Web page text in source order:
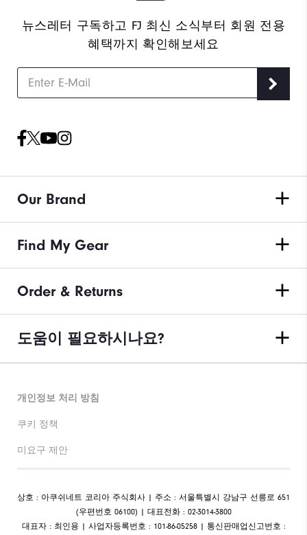
뉴스레터 구독하고 FJ 최신 소식부터 회원 전용
혜택까지 확인해보세요
Our Brand
Find My Gear
Order & Returns
도움이 필요하시나요?
개인정보 처리 방침
쿠키 정책
미요구 제안
상호 : 아쿠쉬네트 코리아 주식회사 | 주소 : 서울특별시 강남구 선릉로 651
(우편번호 06100) | 대표전화 : 02-3014-3800
대표자 : 최인용 | 사업자등록번호 : 101-86-05258 | 통신판매업신고번호 :